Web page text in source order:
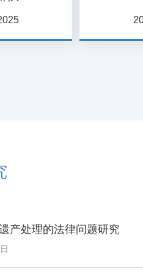
产处理的法律问题研究